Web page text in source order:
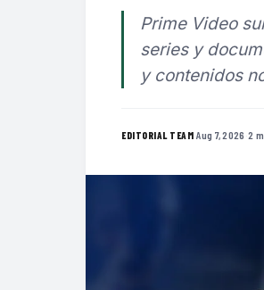
Prime Video
series y
y contenidos
EDITORIAL TEAM·Aug 7, 2026 ·2